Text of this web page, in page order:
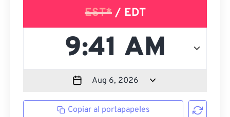
EST*/ EDT
Copiar al portapapeles